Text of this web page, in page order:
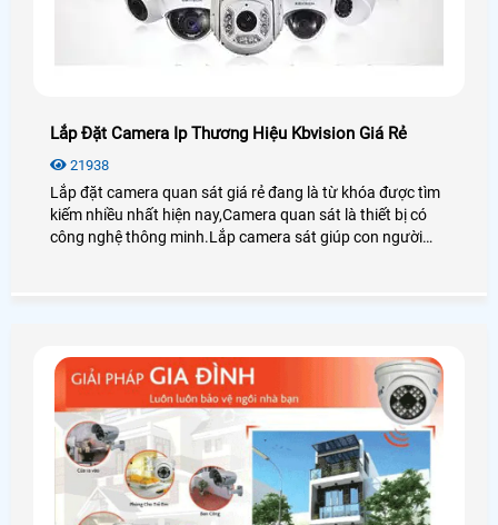
Lắp Đặt Camera Ip Thương Hiệu Kbvision Giá Rẻ
21938
Lắp đặt camera quan sát giá rẻ đang là từ khóa được tìm
kiếm nhiều nhất hiện nay,Camera quan sát là thiết bị có
công nghệ thông minh.Lắp camera sát giúp con người